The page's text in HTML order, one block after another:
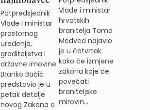
Potpredsjednik
Vlade i ministar
prostornog
uređenja,
graditeljstva i
državne imovine
Branko Bačić
predstavio je u
petak detalje
novog Zakona o
Vlade i ministar
hrvatskih
branitelja Tomo
Medved najavio
je u četvrtak
kako će izmjene
zakona koje će
povećati
braniteljske
mirovin...